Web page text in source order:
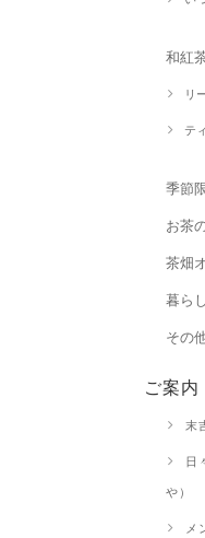
和紅
リ
テ
季節
お茶
茶畑
暮ら
その
ご案内
末
日
や）
メ